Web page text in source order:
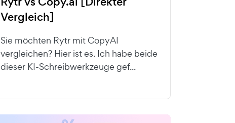
Vergleich]
Sie möchten Rytr mit CopyAI
vergleichen? Hier ist es. Ich habe beide
dieser KI-Schreibwerkzeuge gef...